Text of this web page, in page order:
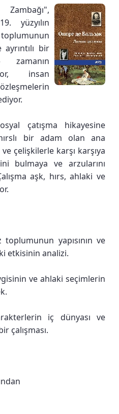
yüzyılın
bir
insan
çatışma hikayesine
bir adam olan ana
çelişkilerle karşı karşıya
bulmaya ve arzularını
aşk, hırs, ahlaki ve
toplumunun yapısının ve
etkisinin analizi.
ve ahlaki seçimlerin
iç dünyası ve
çalışması.